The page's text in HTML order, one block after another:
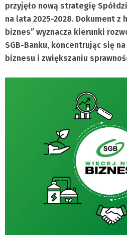
przyjęło nową strategię
na lata 2025-2028. Dokument z
biznes” wyznacza kierunki
SGB-Banku, koncentrując się
biznesu i zwiększaniu